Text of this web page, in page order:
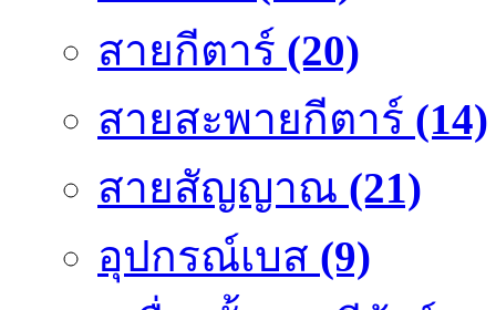
สายกีตาร์ (20)
สายสะพายกีตาร์ (14)
สายสัญญาณ (21)
อุปกรณ์เบส (9)